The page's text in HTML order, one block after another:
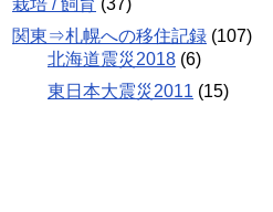
関東⇒札幌への移住記録 (107)
北海道震災2018 (6)
東日本大震災2011 (15)